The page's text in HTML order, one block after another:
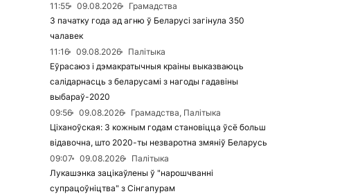
11:55
09.08.2026
Грамадства
З пачатку года ад агню ў Беларусі загінула 350
чалавек
11:16
09.08.2026
Палітыка
Еўрасаюз і дэмакратычныя краіны выказваюць
салідарнасць з беларусамі з нагоды гадавіны
выбараў-2020
09:56
09.08.2026
Грамадства, Палітыка
Ціханоўская: З кожным годам становіцца ўсё больш
відавочна, што 2020-ты незваротна змяніў Беларусь
09:07
09.08.2026
Палітыка
Лукашэнка зацікаўлены ў "нарошчванні
супрацоўніцтва" з Сінгапурам